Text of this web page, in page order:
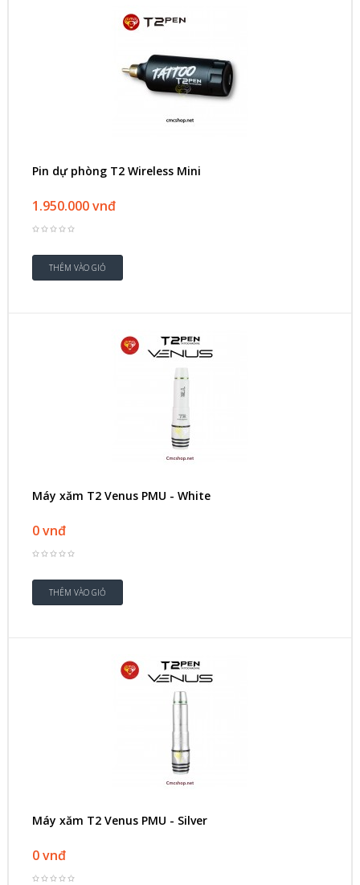
Pin dự phòng T2 Wireless Mini
1.950.000 vnđ
Máy xăm T2 Venus PMU - White
0 vnđ
Máy xăm T2 Venus PMU - Silver
0 vnđ